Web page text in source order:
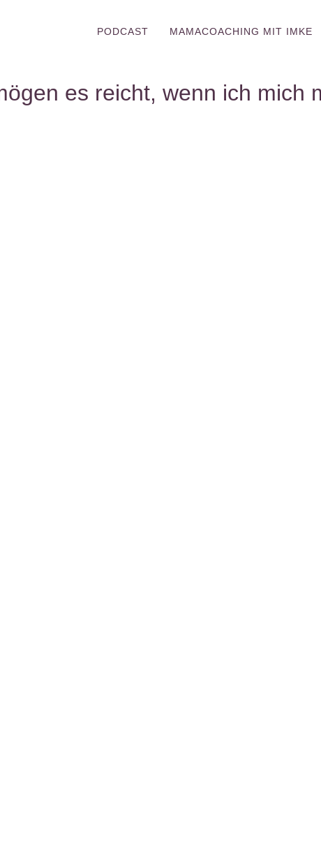
PODCAST MAMACOACHING MIT IMKE
es reicht, wenn ich mich